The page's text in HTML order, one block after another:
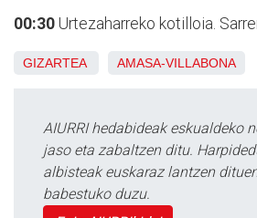
00:30 Urtezaharreko kotilloia.
GIZARTEA AMASA-VILLABONA
AIURRI hedabideak eskualdeko
jaso eta zabaltzen ditu.
albisteak euskaraz lantzen
babestuko duzu.